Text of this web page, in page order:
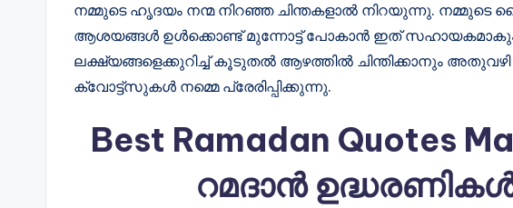
നമ്മുടെ ഹൃദയം നന്മ നിറഞ്ഞ ചിന്തകളാൽ നിറയുന്നു. നമ്മുടെ
ആശയങ്ങൾ ഉൾക്കൊണ്ട് മുന്നോട്ട് പോകാൻ ഇത് സഹായകമാകും.
ലക്ഷ്യങ്ങളെക്കുറിച്ച് കൂടുതൽ ആഴത്തിൽ ചിന്തിക്കാനും
ക്വോട്ട്സുകൾ നമ്മെ പ്രേരിപ്പിക്കുന്നു.
Best Ramadan Quotes
റമദാൻ